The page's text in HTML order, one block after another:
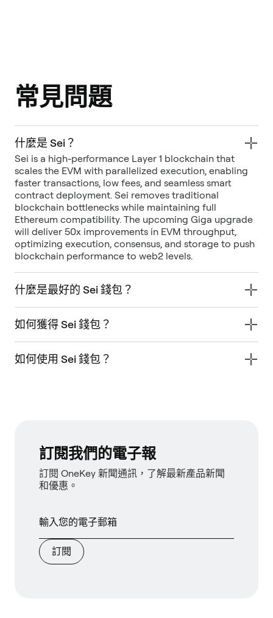
常見問題
什麼是 Sei？
Sei is a high-performance Layer 1 blockchain that
scales the EVM with parallelized execution, enabling
faster transactions, low fees, and seamless smart
contract deployment. Sei removes traditional
blockchain bottlenecks while maintaining full
Ethereum compatibility. The upcoming Giga upgrade
will deliver 50x improvements in EVM throughput,
optimizing execution, consensus, and storage to push
blockchain performance to web2 levels.
什麼是最好的 Sei 錢包？
如何獲得 Sei 錢包？
如何使用 Sei 錢包？
訂閱我們的電子報
訂閱 OneKey 新聞通訊，了解最新產品新聞
和優惠。
訂閱